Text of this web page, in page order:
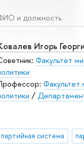
и должность
Игорь
Факультет
Факультет
/
партийная система